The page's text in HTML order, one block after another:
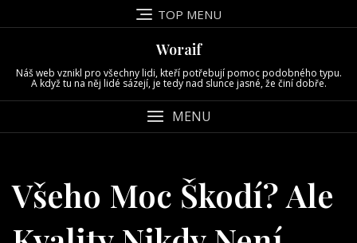
to
TOP MENU
Woraif
Náš web vznikl pro všechny lidi, kteří potřebují pomoc podobného typu.
A když tu na něj lidé sázejí, je tedy nad slunce jasné, že činí dobře.
MENU
Všeho Moc Škodí? Ale